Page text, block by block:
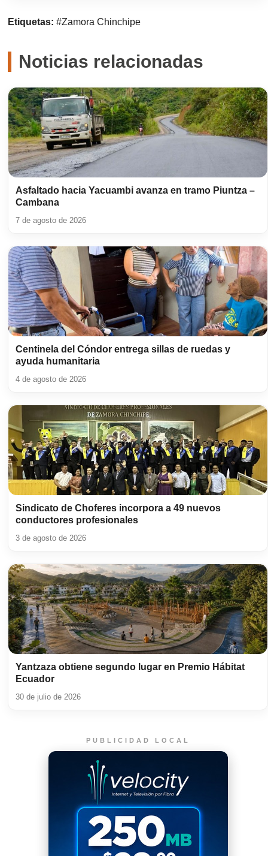
Etiquetas: #Zamora Chinchipe
Noticias relacionadas
Asfaltado hacia Yacuambi avanza en tramo Piuntza –
Cambana
7 de agosto de 2026
Centinela del Cóndor entrega sillas de ruedas y
ayuda humanitaria
4 de agosto de 2026
Sindicato de Choferes incorpora a 49 nuevos
conductores profesionales
3 de agosto de 2026
Yantzaza obtiene segundo lugar en Premio Hábitat
Ecuador
30 de julio de 2026
PUBLICIDAD LOCAL